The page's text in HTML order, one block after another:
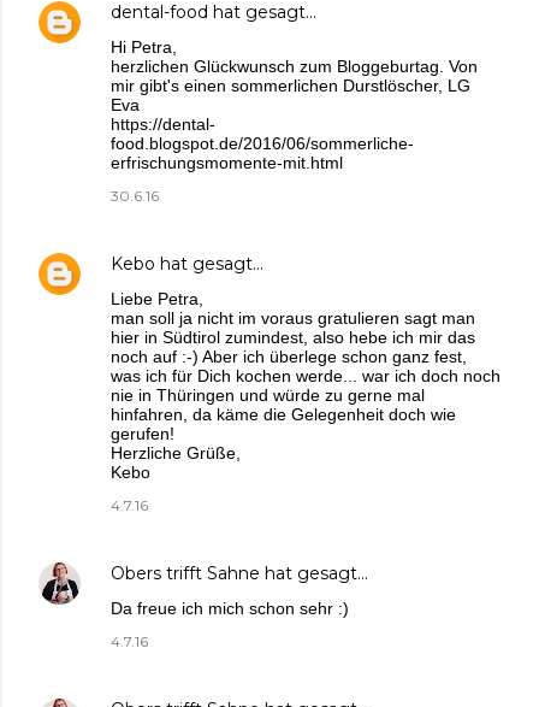
dental-food hat gesagt…
Hi Petra,
herzlichen Glückwunsch zum Bloggeburtag. Von
mir gibt's einen sommerlichen Durstlöscher, LG
Eva
https://dental-
food.blogspot.de/2016/06/sommerliche-
erfrischungsmomente-mit.html
30.6.16
Kebo hat gesagt…
Liebe Petra,
man soll ja nicht im voraus gratulieren sagt man
hier in Südtirol zumindest, also hebe ich mir das
noch auf :-) Aber ich überlege schon ganz fest,
was ich für Dich kochen werde... war ich doch noch
nie in Thüringen und würde zu gerne mal
hinfahren, da käme die Gelegenheit doch wie
gerufen!
Herzliche Grüße,
Kebo
4.7.16
Obers trifft Sahne hat gesagt…
Da freue ich mich schon sehr :)
4.7.16